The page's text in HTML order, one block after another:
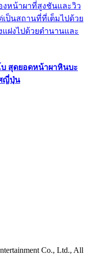
งหน้าผาที่สูงชันและวิว
ป็นสถานที่ที่เต็มไปด้วย
ฝงไปด้วยตำนานและ
บ สุดยอดหน้าผาหินบะ
ญี่ปุ่น
Co., Ltd., All